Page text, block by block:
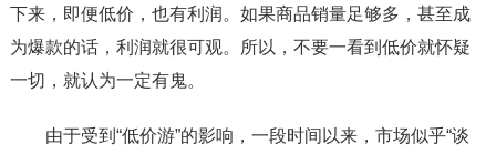
下来，即便低价，也有利润。如果商品销量足够多，甚至成
为爆款的话，利润就很可观。所以，不要一看到低价就怀疑
一切，就认为一定有鬼。
由于受到“低价游”的影响，一段时间以来，市场似乎“谈